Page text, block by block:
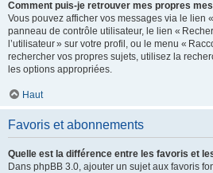
Comment puis-je retrouver mes propres
Vous pouvez afficher vos messages via le lien
panneau de contrôle utilisateur, le lien «
l’utilisateur » sur votre profil, ou le menu «
rechercher vos propres sujets, utilisez la
les options appropriées.
Haut
Favoris et abonnements
Quelle est la différence entre les favoris et
Dans phpBB 3.0, ajouter un sujet aux favoris